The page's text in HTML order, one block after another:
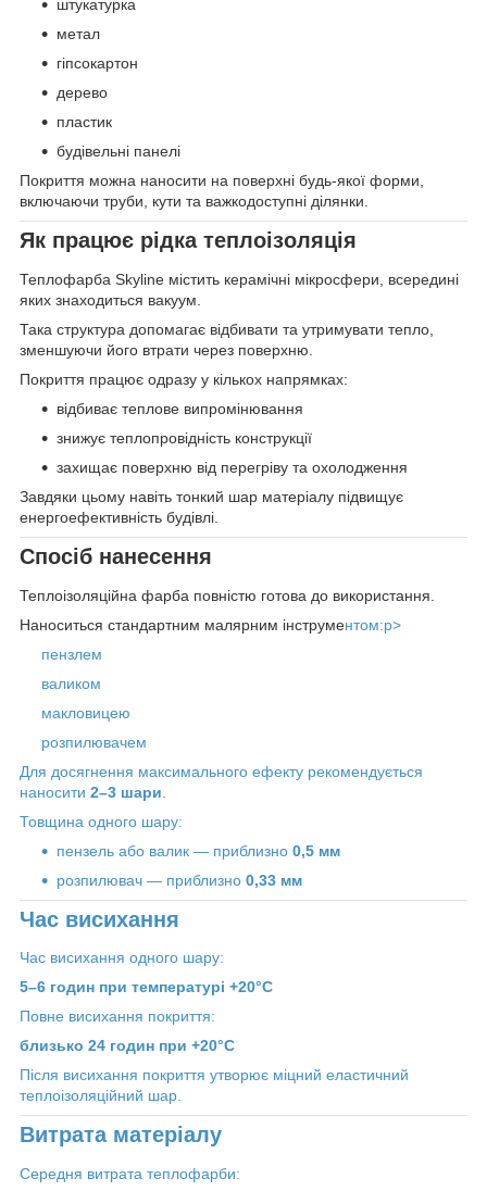
штукатурка
метал
гіпсокартон
дерево
пластик
будівельні панелі
Покриття можна наносити на поверхні будь-якої форми,
включаючи труби, кути та важкодоступні ділянки.
Як працює рідка теплоізоляція
Теплофарба Skyline містить керамічні мікросфери, всередині
яких знаходиться вакуум.
Така структура допомагає відбивати та утримувати тепло,
зменшуючи його втрати через поверхню.
Покриття працює одразу у кількох напрямках:
відбиває теплове випромінювання
знижує теплопровідність конструкції
захищає поверхню від перегріву та охолодження
Завдяки цьому навіть тонкий шар матеріалу підвищує
енергоефективність будівлі.
Спосіб нанесення
Теплоізоляційна фарба повністю готова до використання.
Наноситься стандартним малярним інструментом:p>
пензлем
валиком
макловицею
розпилювачем
Для досягнення максимального ефекту рекомендується
наносити 2–3 шари
Товщина одного шару:
пензель або валик — приблизно 0,5 мм
розпилювач — приблизно 0,33 мм
Час висихання
Час висихання одного шару:
5–6 годин при температурі +20°C
Повне висихання покриття:
близько 24 годин при +20°C
Після висихання покриття утворює міцний еластичний
теплоізоляційний шар.
Витрата матеріалу
Середня витрата теплофарби: